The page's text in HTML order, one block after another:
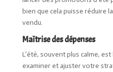
bien que cela puisse réduire
vendu.
Maîtrise des dépenses
L’été, souvent plus calme,
examiner et ajuster votre